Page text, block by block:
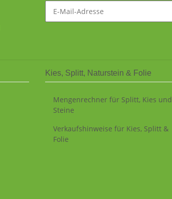
Kies, Splitt, Naturstein & Folie
Mengenrechner für Splitt, Kies und
Steine
Verkaufshinweise für Kies, Splitt &
Folie